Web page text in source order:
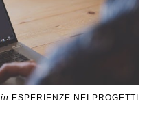
in ESPERIENZE NEI PROGETTI